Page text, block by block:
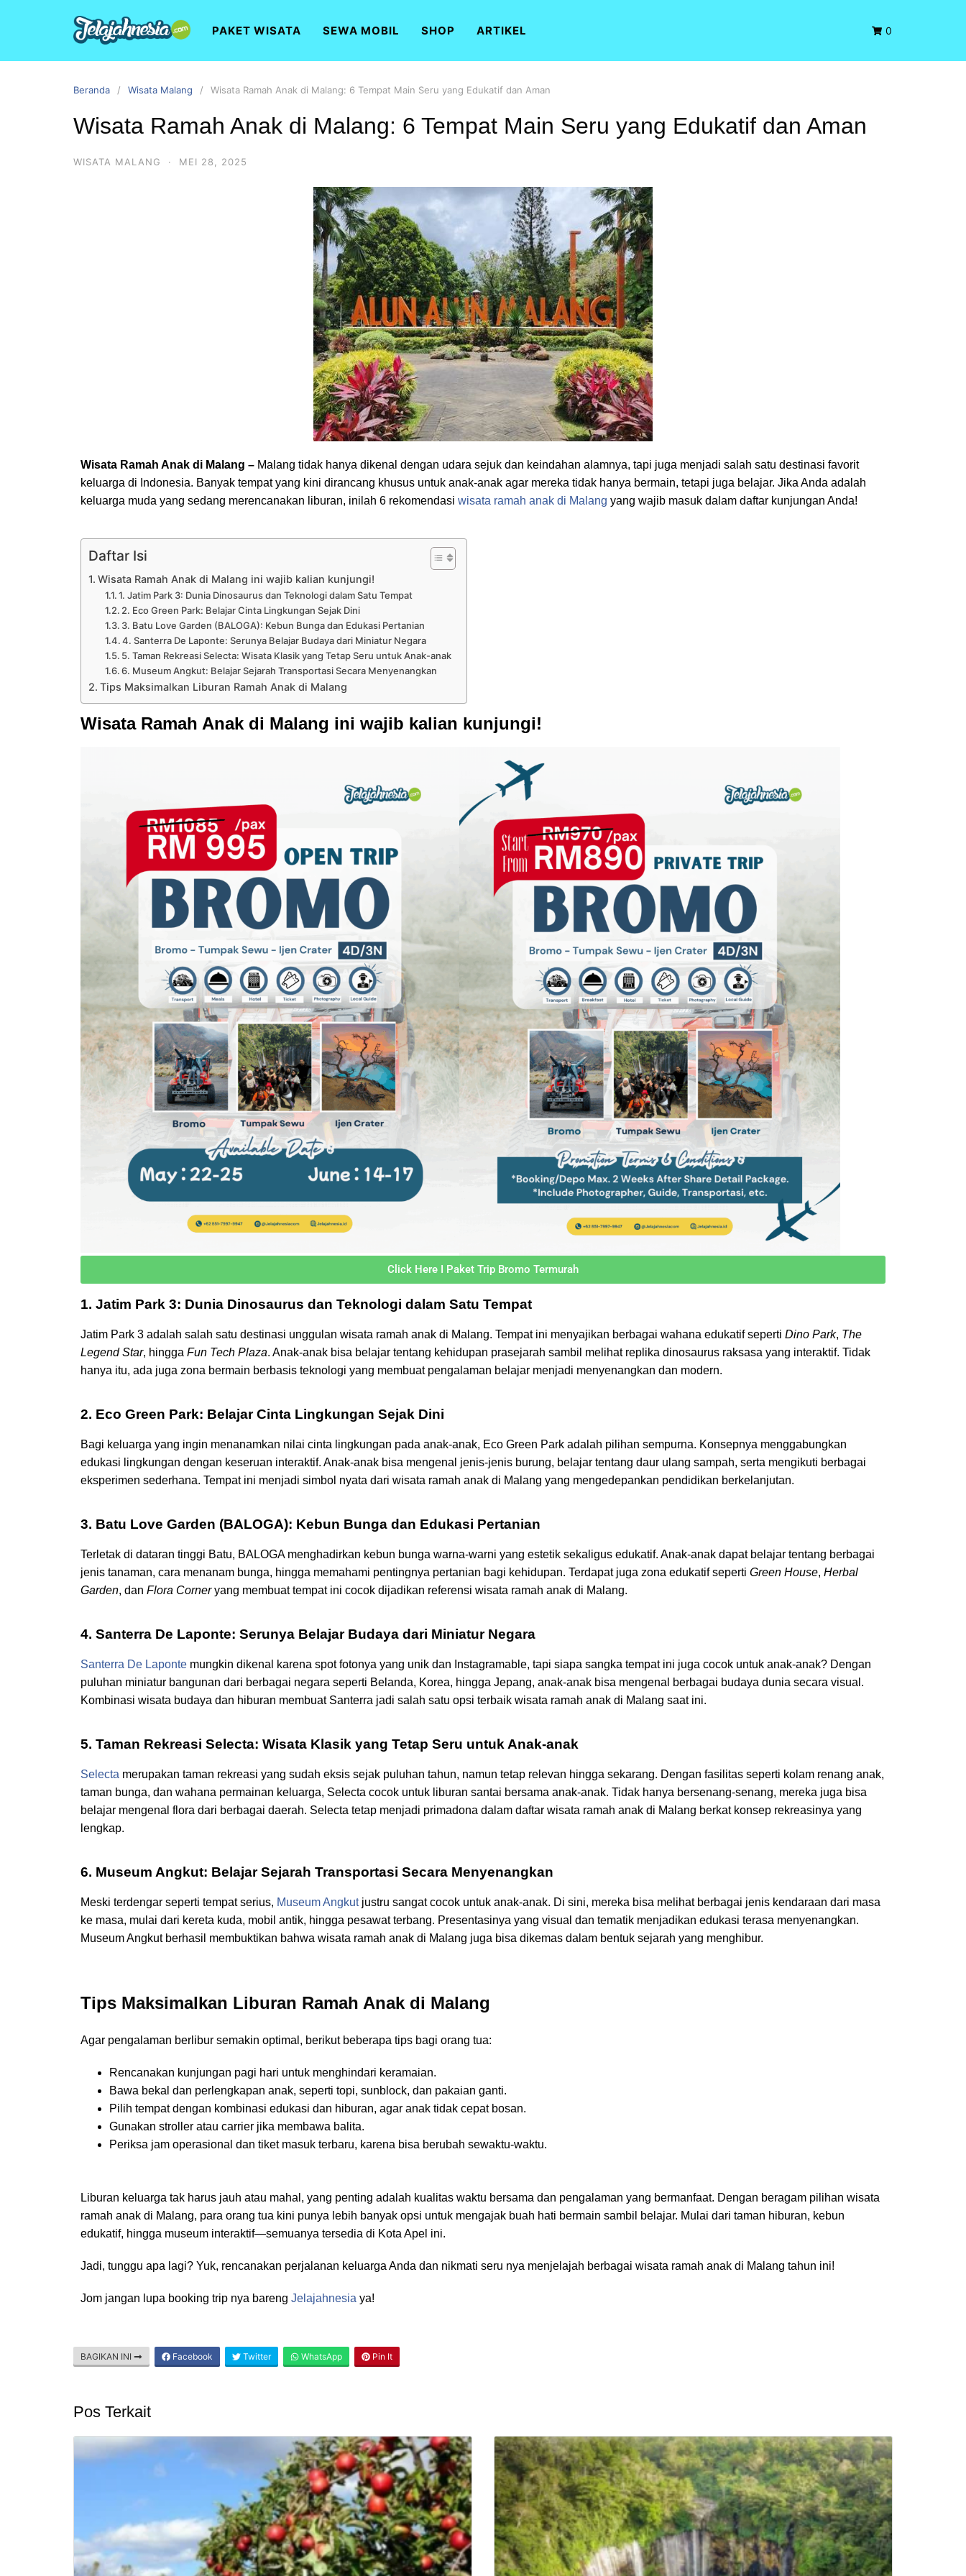
0
PAKET WISATA SEWA MOBIL SHOP ARTIKEL
Beranda Wisata Malang Wisata Ramah Anak di Malang: 6 Tempat Main Seru yang Edukatif dan Aman
Wisata Ramah Anak di Malang: 6 Tempat Main Seru yang Edukatif dan Aman
WISATA MALANG · MEI 28, 2025
Wisata Ramah Anak di Malang – Malang tidak hanya dikenal dengan udara sejuk dan keindahan alamnya, tapi juga menjadi salah satu destinasi favorit
keluarga di Indonesia. Banyak tempat yang kini dirancang khusus untuk anak-anak agar mereka tidak hanya bermain, tetapi juga belajar. Jika Anda adalah
keluarga muda yang sedang merencanakan liburan, inilah 6 rekomendasi wisata ramah anak di Malang yang wajib masuk dalam daftar kunjungan Anda!
Daftar Isi
Wisata Ramah Anak di Malang ini wajib kalian kunjungi!
1. Jatim Park 3: Dunia Dinosaurus dan Teknologi dalam Satu Tempat
2. Eco Green Park: Belajar Cinta Lingkungan Sejak Dini
3. Batu Love Garden (BALOGA): Kebun Bunga dan Edukasi Pertanian
4. Santerra De Laponte: Serunya Belajar Budaya dari Miniatur Negara
5. Taman Rekreasi Selecta: Wisata Klasik yang Tetap Seru untuk Anak-anak
6. Museum Angkut: Belajar Sejarah Transportasi Secara Menyenangkan
Tips Maksimalkan Liburan Ramah Anak di Malang
Wisata Ramah Anak di Malang ini wajib kalian kunjungi!
Click Here I Paket Trip Bromo Termurah
1. Jatim Park 3: Dunia Dinosaurus dan Teknologi dalam Satu Tempat
Jatim Park 3 adalah salah satu destinasi unggulan wisata ramah anak di Malang. Tempat ini menyajikan berbagai wahana edukatif seperti Dino Park, The
Legend Star, hingga Fun Tech Plaza. Anak-anak bisa belajar tentang kehidupan prasejarah sambil melihat replika dinosaurus raksasa yang interaktif. Tidak
hanya itu, ada juga zona bermain berbasis teknologi yang membuat pengalaman belajar menjadi menyenangkan dan modern.
2. Eco Green Park: Belajar Cinta Lingkungan Sejak Dini
Bagi keluarga yang ingin menanamkan nilai cinta lingkungan pada anak-anak, Eco Green Park adalah pilihan sempurna. Konsepnya menggabungkan
edukasi lingkungan dengan keseruan interaktif. Anak-anak bisa mengenal jenis-jenis burung, belajar tentang daur ulang sampah, serta mengikuti berbagai
eksperimen sederhana. Tempat ini menjadi simbol nyata dari wisata ramah anak di Malang yang mengedepankan pendidikan berkelanjutan.
3. Batu Love Garden (BALOGA): Kebun Bunga dan Edukasi Pertanian
Terletak di dataran tinggi Batu, BALOGA menghadirkan kebun bunga warna-warni yang estetik sekaligus edukatif. Anak-anak dapat belajar tentang berbagai
jenis tanaman, cara menanam bunga, hingga memahami pentingnya pertanian bagi kehidupan. Terdapat juga zona edukatif seperti Green House, Herbal
Garden, dan Flora Corneryang membuat tempat ini cocok dijadikan referensi wisata ramah anak di Malang.
4. Santerra De Laponte: Serunya Belajar Budaya dari Miniatur Negara
Santerra De Laponte mungkin dikenal karena spot fotonya yang unik dan Instagramable, tapi siapa sangka tempat ini juga cocok untuk anak-anak? Dengan
puluhan miniatur bangunan dari berbagai negara seperti Belanda, Korea, hingga Jepang, anak-anak bisa mengenal berbagai budaya dunia secara visual.
Kombinasi wisata budaya dan hiburan membuat Santerra jadi salah satu opsi terbaik wisata ramah anak di Malang saat ini.
5. Taman Rekreasi Selecta: Wisata Klasik yang Tetap Seru untuk Anak-anak
Selecta merupakan taman rekreasi yang sudah eksis sejak puluhan tahun, namun tetap relevan hingga sekarang. Dengan fasilitas seperti kolam renang anak,
taman bunga, dan wahana permainan keluarga, Selecta cocok untuk liburan santai bersama anak-anak. Tidak hanya bersenang-senang, mereka juga bisa
belajar mengenal flora dari berbagai daerah. Selecta tetap menjadi primadona dalam daftar wisata ramah anak di Malang berkat konsep rekreasinya yang
lengkap.
6. Museum Angkut: Belajar Sejarah Transportasi Secara Menyenangkan
Meski terdengar seperti tempat serius, Museum Angkutjustru sangat cocok untuk anak-anak. Di sini, mereka bisa melihat berbagai jenis kendaraan dari masa
ke masa, mulai dari kereta kuda, mobil antik, hingga pesawat terbang. Presentasinya yang visual dan tematik menjadikan edukasi terasa menyenangkan.
Museum Angkut berhasil membuktikan bahwa wisata ramah anak di Malang juga bisa dikemas dalam bentuk sejarah yang menghibur.
Tips Maksimalkan Liburan Ramah Anak di Malang
Agar pengalaman berlibur semakin optimal, berikut beberapa tips bagi orang tua:
Rencanakan kunjungan pagi hari untuk menghindari keramaian.
Bawa bekal dan perlengkapan anak, seperti topi, sunblock, dan pakaian ganti.
Pilih tempat dengan kombinasi edukasi dan hiburan, agar anak tidak cepat bosan.
Gunakan stroller atau carrier jika membawa balita.
Periksa jam operasional dan tiket masuk terbaru, karena bisa berubah sewaktu-waktu.
Liburan keluarga tak harus jauh atau mahal, yang penting adalah kualitas waktu bersama dan pengalaman yang bermanfaat. Dengan beragam pilihan wisata
ramah anak di Malang, para orang tua kini punya lebih banyak opsi untuk mengajak buah hati bermain sambil belajar. Mulai dari taman hiburan, kebun
edukatif, hingga museum interaktif—semuanya tersedia di Kota Apel ini.
Jadi, tunggu apa lagi? Yuk, rencanakan perjalanan keluarga Anda dan nikmati seru nya menjelajah berbagai wisata ramah anak di Malang tahun ini!
Jom jangan lupa booking trip nya bareng Jelajahnesia ya!
BAGIKAN INI Facebook Twitter WhatsApp Pin It
Pos Terkait